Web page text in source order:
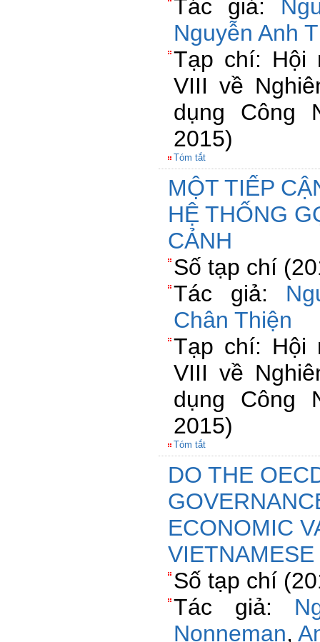
Tác giả:
Nguyễn Anh
Tạp chí: Hội
VIII về
dụng Công
2015)
Tóm tắt
MỘT TIẾP
HỆ THỐNG
CẢNH
Số tạp chí
Tác giả:
Chân Thiện
Tạp chí: Hội
VIII về
dụng Công
2015)
Tóm tắt
DO THE
ECONOMIC
Số tạp chí
Tác giả:
Nonneman,